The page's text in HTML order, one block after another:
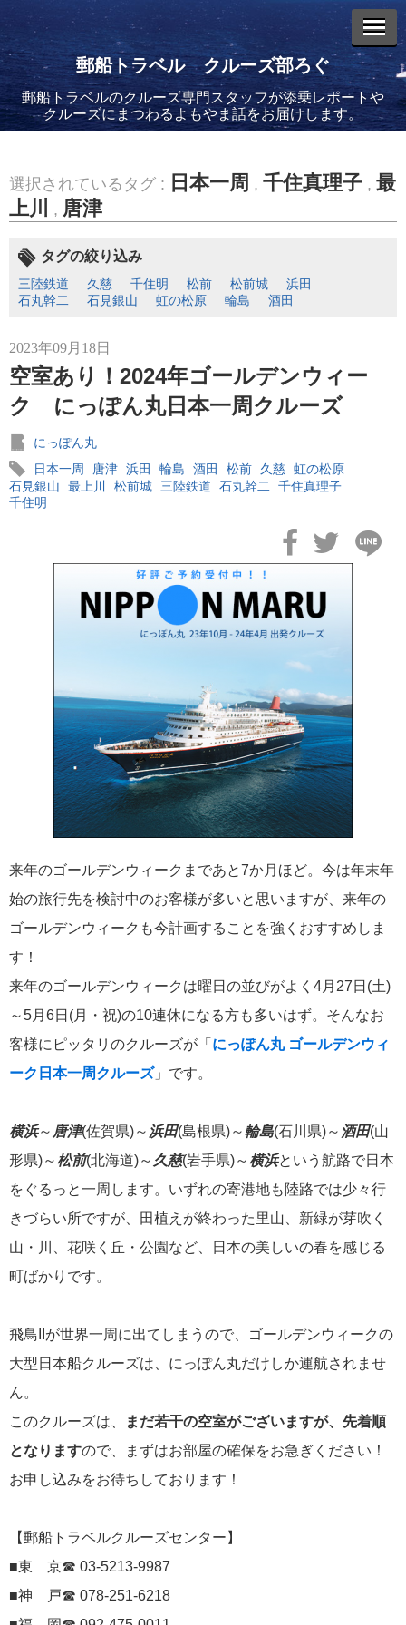
郵船トラベル クルーズ部ろぐ
郵船トラベルのクルーズ専門スタッフが添乗レポートや
クルーズにまつわるよもやま話をお届けします。
選択されているタグ : 日本一周 , 千住真理子 , 最
上川
, 唐津
タグの絞り込み
三陸鉄道 久慈 千住明 松前 松前城
浜田
石丸幹二
石見銀山 虹の松原 輪島 酒田
2023年09月18日
空室あり！2024年ゴールデンウィー
ク にっぽん丸日本一周クルーズ
にっぽん丸
日本一周
唐津 浜田 輪島 酒田 松前 久慈 虹の松原
石見銀山
最上川 松前城 三陸鉄道 石丸幹二
千住真理子
千住明
来年のゴールデンウィークまであと7か月ほど。今は年末年
始の旅行先を検討中のお客様が多いと思いますが、来年の
ゴールデンウィークも今計画することを強くおすすめしま
す！
来年のゴールデンウィークは曜日の並びがよく4月27日(土)
～5月6日(月・祝)の10連休になる方も多いはず。そんなお
客様にピッタリのクルーズが「 にっぽん丸 ゴールデンウィ
ーク日本一周クルーズ」です。
横浜～ 唐津(佐賀県)～ 浜田(島根県)～輪島(石川県)～ 酒田(山
形県)～松前(北海道)～ 久慈(岩手県)～横浜という航路で日本
をぐるっと一周します。いずれの寄港地も陸路では少々行
きづらい所ですが、田植えが終わった里山、新緑が芽吹く
山・川、花咲く丘・公園など、日本の美しいの春を感じる
町ばかりです。
飛鳥IIが世界一周に出てしまうので、ゴールデンウィークの
大型日本船クルーズは、にっぽん丸だけしか運航されませ
ん。
このクルーズは、
まだ若干の空室がございますが、先着順
となりますので、まずはお部屋の確保をお急ぎください！
お申し込みをお待ちしております！
【郵船トラベルクルーズセンター】
■東 京☎ 03-5213-9987
■神 戸☎ 078-251-6218
エントリーリスト
バイキング・エデンに乗船してきました！(2)
2026年08月05日
バイキング・エデンに乗船してきました！(1)
飛鳥II アジアグランドクルーズおかえりなさい！
飛鳥II 2027年オセアニアグランドクルーズ発表！
2026年02月04日
飛鳥II 小山薫堂×飛鳥II～洋上の大人の文化祭～本日発売です
2026年01月30日
カテゴリーリスト
飛鳥II 385
にっぽん丸
初夏の日本一周
ぱしふぃっく びいなす
ぱしふぃっくびいなすチャーター
現地情報
クリスタル・クルーズ
お知らせ